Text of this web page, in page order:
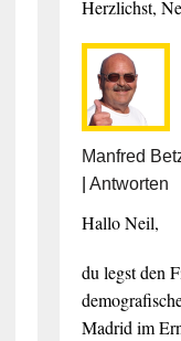
Herzlichst,
Manfred
Antworten
Hallo Neil,
du legst den
Madrid im